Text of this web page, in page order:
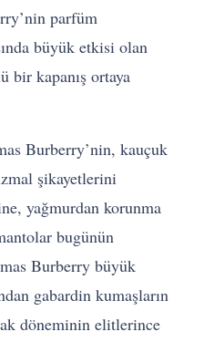
parfüm
büyük etkisi olan
bir kapanış ortaya
Burberry’nin, kauçuk
şikayetlerini
yağmurdan korunma
bugünün
Burberry büyük
gabardin kumaşların
döneminin elitlerince